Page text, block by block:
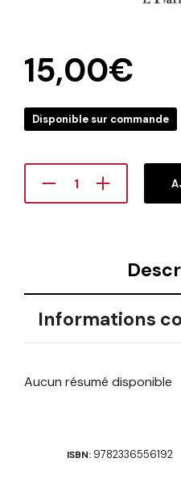
15,00€
Disponible sur commande
Informations
Aucun résumé disponible
ISBN: 9782336556192